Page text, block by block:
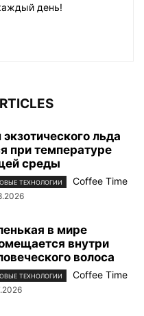
день!
льда
при температуре
среды
ТЕХНОЛОГИИ
Coffee Time
в мире
внутри
волоса
ТЕХНОЛОГИИ
Coffee Time